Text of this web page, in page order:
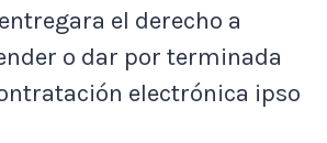
el derecho a
o dar por terminada
electrónica ipso